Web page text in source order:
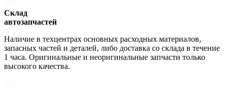
Склад
автозапчастей
Наличие в техцентрах основных расходных материалов,
запасных частей и деталей, либо доставка со склада в течение
1 часа. Оригинальные и неоригинальные запчасти только
высокого качества.